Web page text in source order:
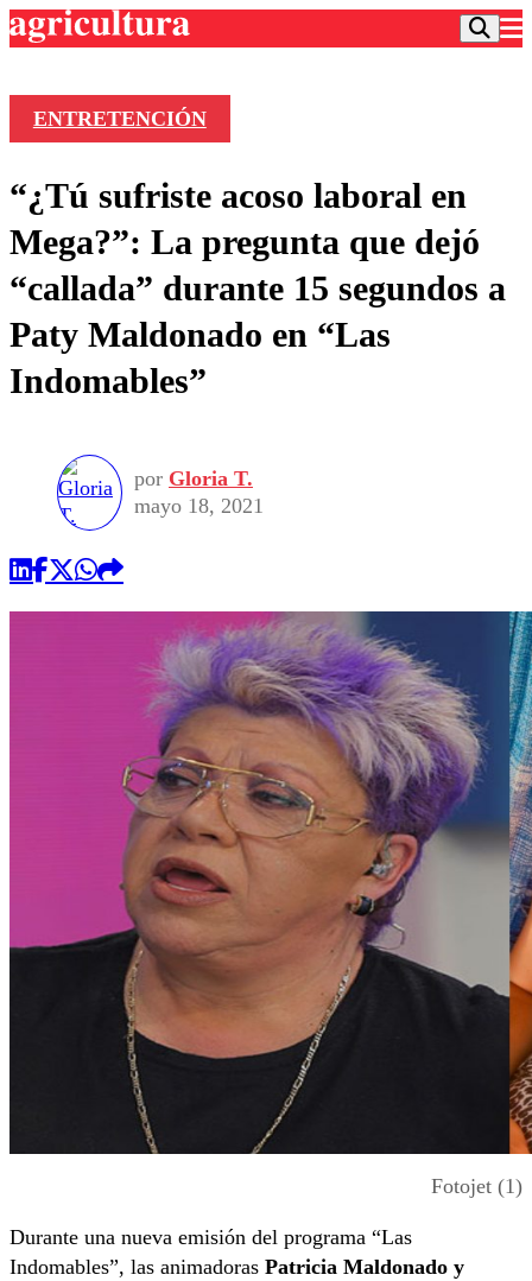
Frecuencias
Agricultura TV
Deportes
Colo Colo
Motor
Otros Deportes
Seleccion Chilena
Universidad Católica
Universidad de Chile
Entretención
Noticias
Dato Practico
Economía
Política
Sustentabilidad
Vida Social
Publicaciones en medios
Comercial
ENTRETENCIÓN
“¿Tú sufriste acoso laboral en
Mega?”: La pregunta que dejó
“callada” durante 15 segundos a
Paty Maldonado en “Las
Indomables”
por Gloria T.
mayo 18, 2021
Fotojet (1)
Durante una nueva emisión del programa “Las
Indomables”, las animadoras Patricia Maldonado y